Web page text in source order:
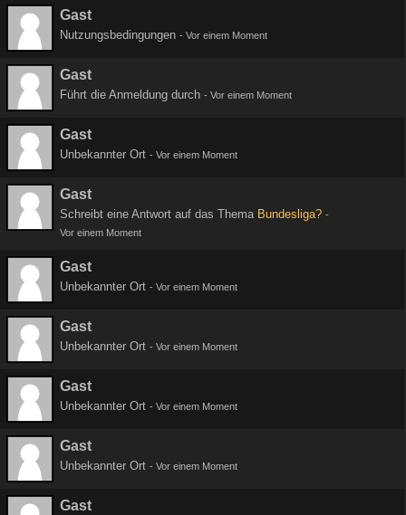
Gast
Nutzungsbedingungen - Vor einem Moment
Gast
Führt die Anmeldung durch - Vor einem Moment
Gast
Unbekannter Ort - Vor einem Moment
Gast
Schreibt eine Antwort auf das Thema Bundesliga? -
Vor einem Moment
Gast
Unbekannter Ort - Vor einem Moment
Gast
Unbekannter Ort - Vor einem Moment
Gast
Unbekannter Ort - Vor einem Moment
Gast
Unbekannter Ort - Vor einem Moment
Gast